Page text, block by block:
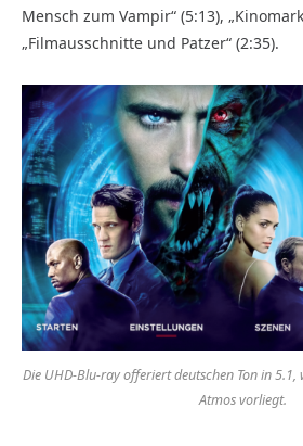
Mensch zum Vampir“ (5:13),
„Filmausschnitte und Patzer“ (2:35).
Die UHD-Blu-ray offeriert deutschen Ton in 5.1,
Atmos vorliegt.